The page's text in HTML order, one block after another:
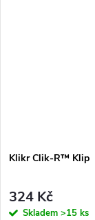
Klikr Clik-R™ Klip
324 Kč
Skladem >15 ks